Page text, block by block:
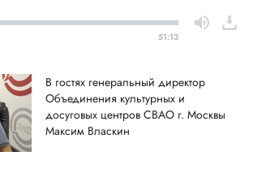
51:13
В гостях генеральный директор
Объединения культурных и
досуговых центров СВАО г. Москвы
Максим Власкин